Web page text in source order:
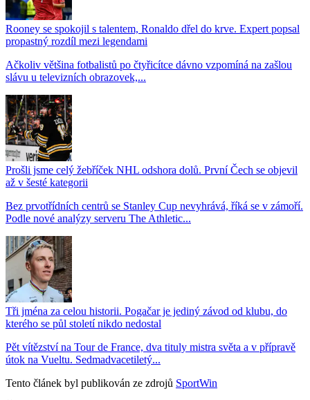
Rooney se spokojil s talentem, Ronaldo dřel do krve. Expert popsal
propastný rozdíl mezi legendami
Ačkoliv většina fotbalistů po čtyřicítce dávno vzpomíná na zašlou
slávu u televizních obrazovek,...
Prošli jsme celý žebříček NHL odshora dolů. První Čech se objevil
až v šesté kategorii
Bez prvotřídních centrů se Stanley Cup nevyhrává, říká se v zámoří.
Podle nové analýzy serveru The Athletic...
Tři jména za celou historii. Pogačar je jediný závod od klubu, do
kterého se půl století nikdo nedostal
Pět vítězství na Tour de France, dva tituly mistra světa a v přípravě
útok na Vueltu. Sedmadvacetiletý...
Tento článek byl publikován ze zdrojů SportWin